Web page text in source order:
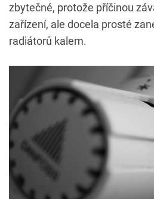
zbytečné, protože příčinou
zařízení, ale docela prosté
radiátorů kalem.